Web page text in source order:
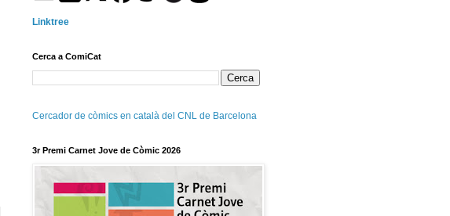
Linktree
Cerca a ComiCat
Cercador de còmics en català del CNL de Barcelona
3r Premi Carnet Jove de Còmic 2026